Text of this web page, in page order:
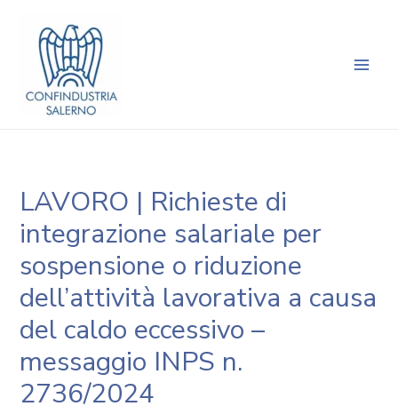
contenuto
LAVORO | Richieste di
integrazione salariale per
sospensione o riduzione
dell’attività lavorativa a causa
del caldo eccessivo –
messaggio INPS n.
2736/2024
articoli